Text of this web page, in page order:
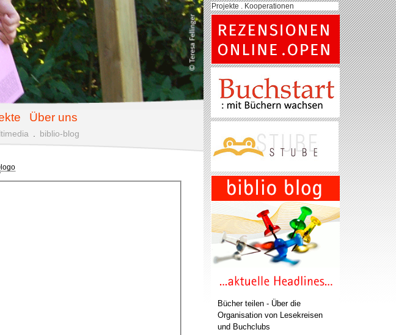
Über uns
biblio-blog
Projekte . Kooperationen
Bücher teilen - Über die
Organisation von Lesekreisen
und Buchclubs